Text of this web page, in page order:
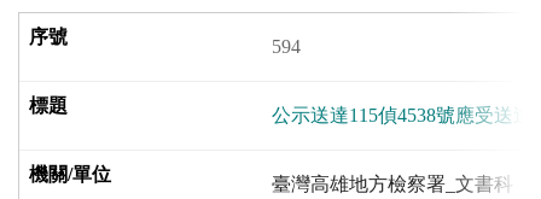
594
公示送達115偵4538號應受送
臺灣高雄地方檢察署_文書科